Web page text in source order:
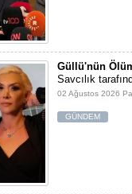
Güllü'nün
Savcılık
02 Ağustos 2026
GÜNDEM